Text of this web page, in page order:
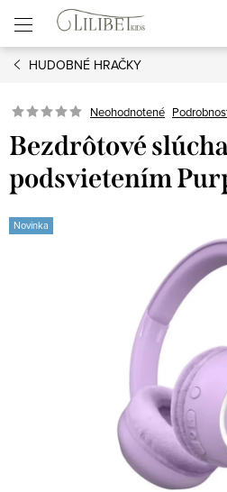
obsah
HUDOBNÉ HRAČKY
Neohodnotené
Bezdrôtové
podsvietením
Novinka